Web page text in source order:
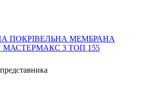
ПОКРІВЕЛЬНА МЕМБРАНА
3 ТОП 155